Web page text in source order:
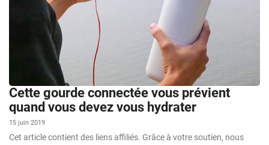
Cette gourde connectée vous prévient
quand vous devez vous hydrater
15 juin 2019
Cet article contient des liens affiliés. Grâce à votre soutien, nous